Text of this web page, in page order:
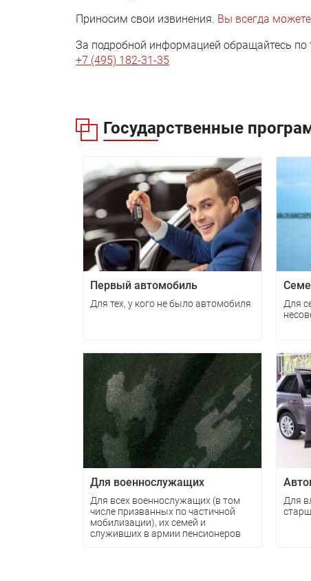
Приносим свои извинения. Вы всегда
За подробной информацией обращайтесь по
+7 (495) 182-31-35
Государственные
Первый автомобиль
Для тех, у кого не было автомобиля
Для
Для военнослужащих
Для всех военнослужащих (в том
числе призванных по частичной
мобилизации), их семей и
служивших в армии пенсионеров
Для